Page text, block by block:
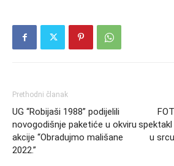
Prethodni članak
UG “Robijaši 1988” podijelili
novogodišnje paketiće u okviru
akcije “Obradujmo mališane
2022.”
u